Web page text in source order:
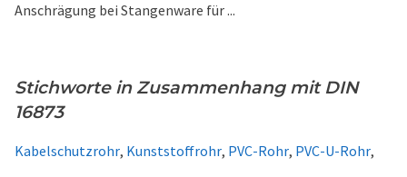
Anschrägung bei Stangenware für ...
Stichworte in Zusammenhang mit DIN
16873
Kabelschutzrohr, Kunststoffrohr, PVC-Rohr, PVC-U-Rohr,